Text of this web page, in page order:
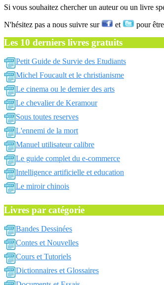
Si vous souhaitez chercher un auteur ou un livre
N'hésitez pas a nous suivre sur et pour
Les 10 derniers livres gratuits
Petit Guide de Survie des Etudiants
Michel Foucault et le christianisme
Le cinema ou le dernier des arts
Le chevalier de Keramour
Sous toutes reserves
L'ennemi de la mort
Manuel utilisateur calibre
Le guide complet du e-commerce
Intelligence artificielle et education
Le miroir chinois
Livres par catégorie
Bandes Dessinées
Contes et Nouvelles
Cours et Tutoriels
Dictionnaires et Glossaires